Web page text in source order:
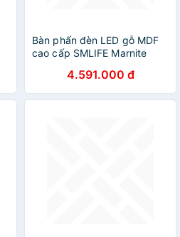
Bàn phấn đèn LED gỗ MDF
cao cấp SMLIFE Marnite
4.591.000 đ